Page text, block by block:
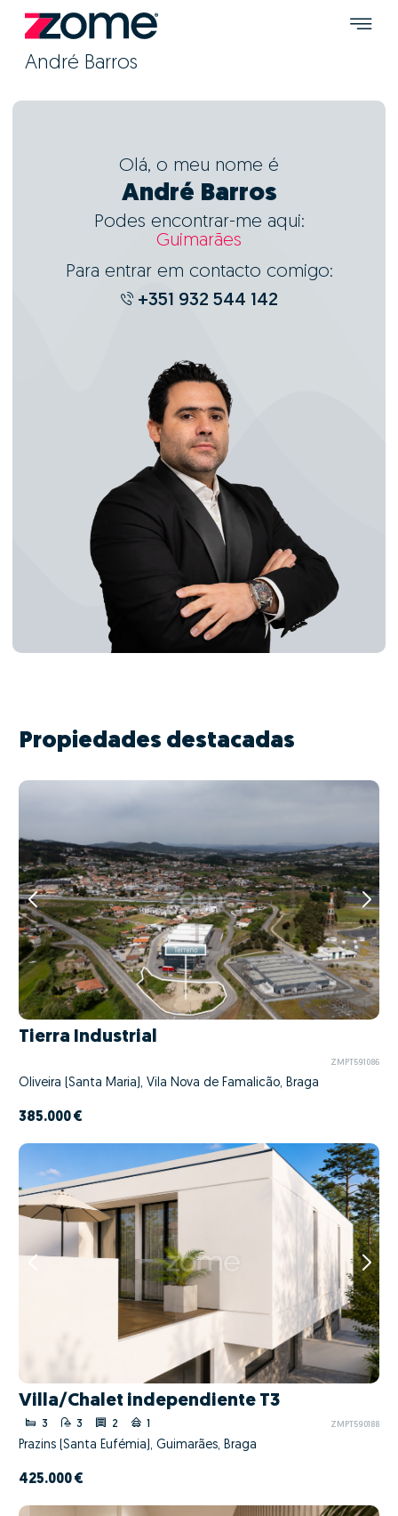
André Barros
Olá, o meu nome é
André Barros
Podes encontrar-me aqui:
Guimarães
Para entrar em contacto comigo:
+351 932 544 142
Propiedades destacadas
Tierra Industrial
ZMPT591086
Oliveira (Santa Maria), Vila Nova de Famalicão, Braga
385.000 €
Villa/Chalet independiente T3
3 3 2 1 ZMPT590188
Prazins (Santa Eufémia), Guimarães, Braga
425.000 €